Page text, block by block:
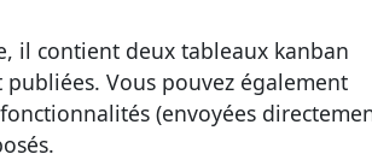
il contient deux tableaux kanban
Vous pouvez également
(envoyées